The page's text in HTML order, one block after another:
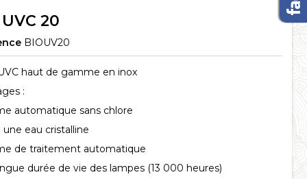
20
BIOUV20
haut de gamme en inox
:
automatique sans chlore
une eau cristalline
de traitement automatique
durée de vie des lampes (13 000 heures)